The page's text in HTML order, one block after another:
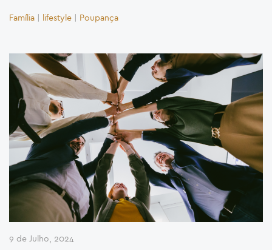
Família | lifestyle | Poupança
9 de Julho, 2024